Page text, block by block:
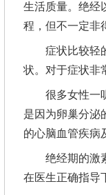
生活质量。绝经
程，但不一定非
症状比较轻的
状。对于症状非
很多女性一听
是因为卵巢分泌
的心脑血管疾病
绝经期的激素
在医生正确指导
完善运行机